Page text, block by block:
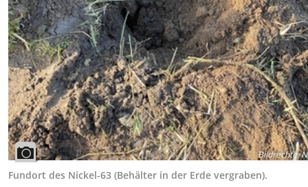
Bildrechte:
Fundort des Nickel-63 (Behälter in der Erde vergraben).